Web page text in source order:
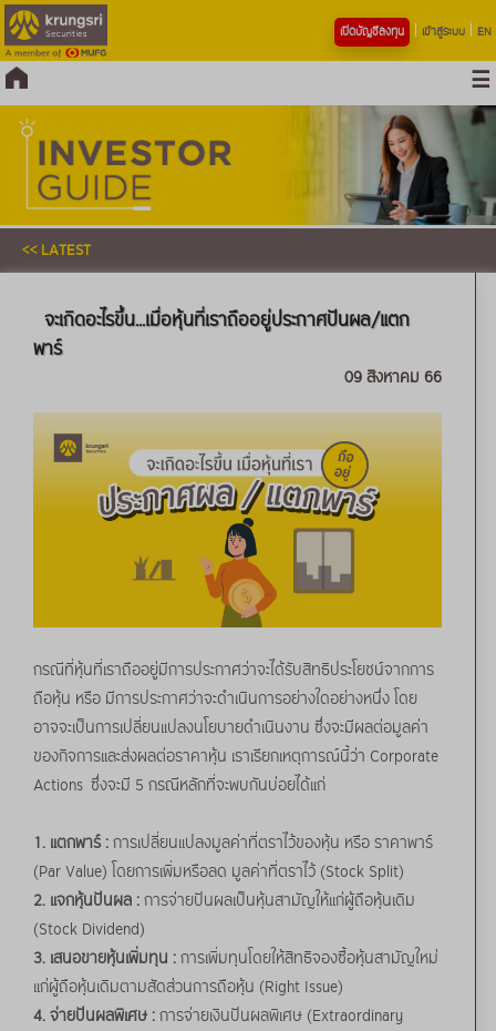
เปิดบัญชีลงทุน เข้าสู่ระบบ EN
<< LATEST
จะเกิดอะไรขึ้น...เมื่อหุ้นที่เราถืออยู่ประกาศปันผล/แตก
พาร์
09 สิงหาคม 66
กรณีที่หุ้นที่เราถืออยู่มีการประกาศว่าจะได้รับสิทธิประโยชน์จากการ
ถือหุ้น หรือ มีการประกาศว่าจะดำเนินการอย่างใดอย่างหนึ่ง โดย
อาจจะเป็นการเปลี่ยนแปลงนโยบายดำเนินงาน ซึ่งจะมีผลต่อมูลค่า
ของกิจการและส่งผลต่อราคาหุ้น เราเรียกเหตุการณ์นี้ว่า Corporate
Actions ซึ่งจะมี 5 กรณีหลักที่จะพบกันบ่อยได้แก่
1. แตกพาร์ :การเปลี่ยนแปลงมูลค่าที่ตราไว้ของหุ้น หรือ ราคาพาร์
(Par Value) โดยการเพิ่มหรือลด มูลค่าที่ตราไว้ (Stock Split)
2. แจกหุ้นปันผล :การจ่ายปันผลเป็นหุ้นสามัญให้แก่ผู้ถือหุ้นเดิม
(Stock Dividend)
3. เสนอขายหุ้นเพิ่มทุน :การเพิ่มทุนโดยให้สิทธิจองซื้อหุ้นสามัญใหม่
แก่ผู้ถือหุ้นเดิมตามสัดส่วนการถือหุ้น (Right Issue)
4. จ่ายปันผลพิเศษ :การจ่ายเงินปันผลพิเศษ (Extraordinary